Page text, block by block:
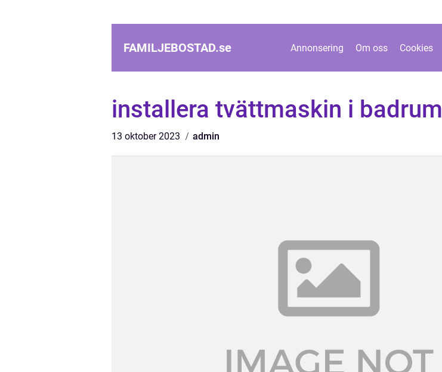
FAMILJEBOSTAD.se Annonsering Om oss Cookies
installera tvättmaskin i badrum
13 oktober 2023 admin